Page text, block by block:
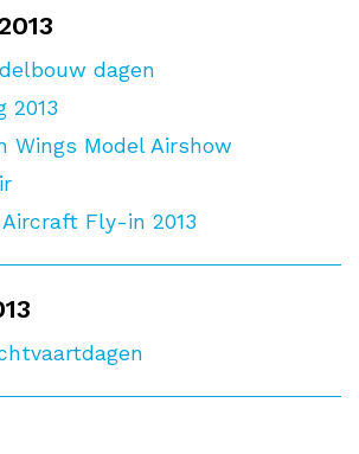
dagen
2013
Wings Model Airshow
Fly-in 2013